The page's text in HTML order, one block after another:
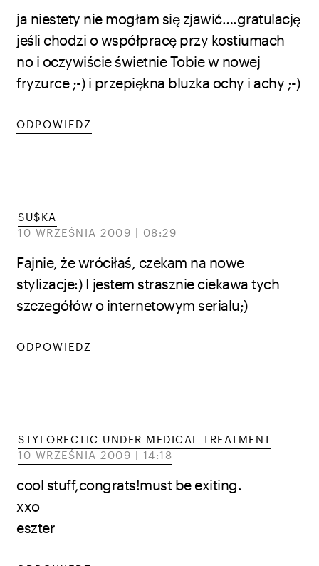
ja niestety nie mogłam się zjawić….gratulację
jeśli chodzi o współpracę przy kostiumach
no i oczywiście świetnie Tobie w nowej
fryzurce ;-) i przepiękna bluzka ochy i achy ;-)
ODPOWIEDZ
SU$KA
10 WRZEŚNIA 2009 | 08:29
Fajnie, że wróciłaś, czekam na nowe
stylizacje:) I jestem strasznie ciekawa tych
szczegółów o internetowym serialu;)
ODPOWIEDZ
STYLORECTIC UNDER MEDICAL TREATMENT
10 WRZEŚNIA 2009 | 14:18
cool stuff,congrats!must be exiting.
xxo
eszter